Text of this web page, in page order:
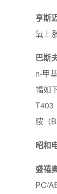
亨斯
氧上
巴斯
n-甲
幅如
T403
胺（
昭和
盛禧
PC/